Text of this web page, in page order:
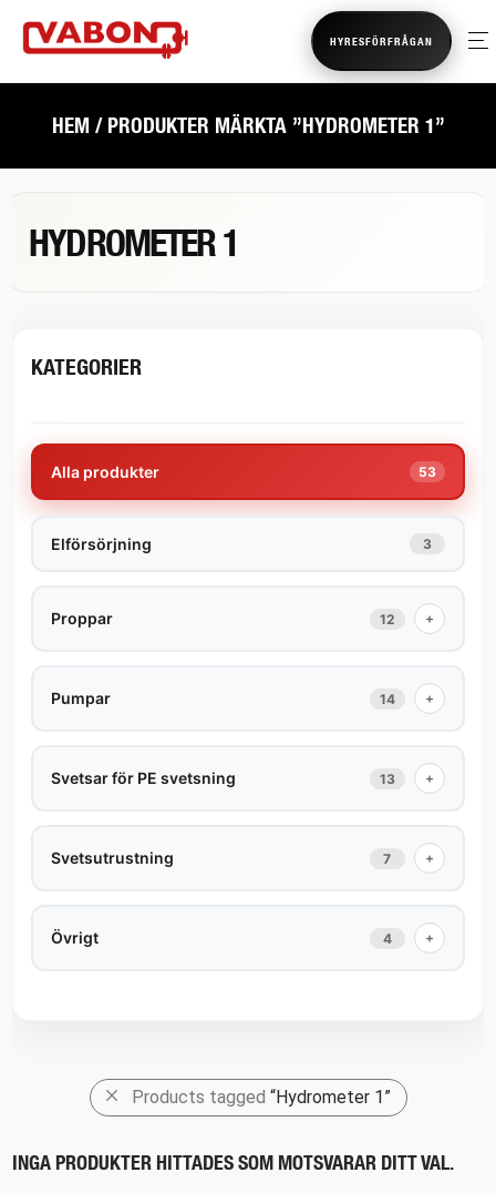
HYRESFÖRFRÅGAN
HEM / PRODUKTER MÄRKTA ”HYDROMETER 1”
HYDROMETER 1
KATEGORIER
Alla produkter 53
Elförsörjning 3
Proppar 12 +
Pumpar 14 +
Svetsar för PE svetsning 13 +
Svetsutrustning 7 +
Övrigt 4 +
Products tagged “Hydrometer 1”
INGA PRODUKTER HITTADES SOM MOTSVARAR DITT VAL.